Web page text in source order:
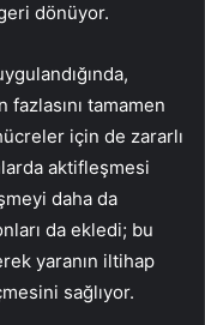
dönüyor.
tamamen
için de zararlı
aktifleşmesi
daha da
da ekledi; bu
yaranın iltihap
sağlıyor.